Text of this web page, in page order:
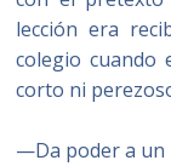
lección era
colegio cuando
corto ni
—Da poder a un